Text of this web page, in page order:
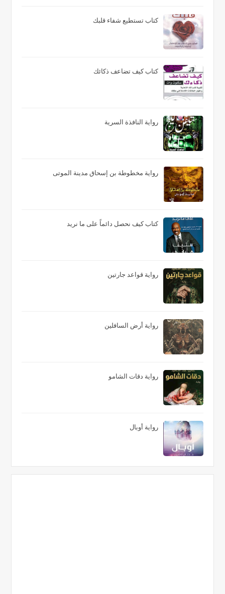
كتاب تستطيع شفاء قلبك
كتاب كيف تضاعف ذكائك
رواية النافذة السرية
رواية مخطوطة بن إسحاق مدينة الموتى
كتاب كيف نحصل دائماً على ما نريد
رواية قواعد جارتين
رواية أرض السافلين
رواية دقات الشامو
رواية أوبال